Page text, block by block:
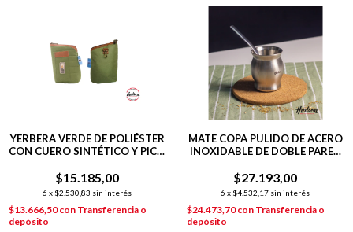
YERBERA VERDE DE POLIÉSTER
CON CUERO SINTÉTICO Y PICO
$15.185,00
6 x $2.530,83 sin interés
$13.666,50con Transferencia o
depósito
MATE COPA PULIDO DE ACERO
INOXIDABLE DE DOBLE PARED
$27.193,00
6 x $4.532,17 sin interés
$24.473,70con Transferencia o
depósito